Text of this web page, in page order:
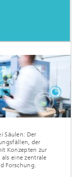
Säulen: Der
der
Konzepten zur
eine zentrale
Forschung.